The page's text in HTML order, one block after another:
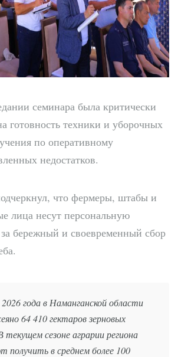
семинара была критически
готовность техники и уборочных
по оперативному
недостатков.
что фермеры, штабы и
лица несут персональную
за бережный и своевременный сбор
года в Наманганской области
64 410 гектаров зерновых
текущем сезоне аграрии региона
получить в среднем более 100